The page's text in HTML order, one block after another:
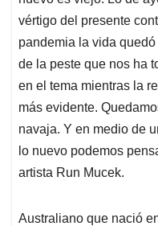
p
p
o
k
I
n
vértigo del presente
pandemia la vida
de la peste que nos ha
en el tema mientras la
más evidente.
navaja. Y en medio de
lo nuevo podemos
artista Run Mucek.
Australiano que nació